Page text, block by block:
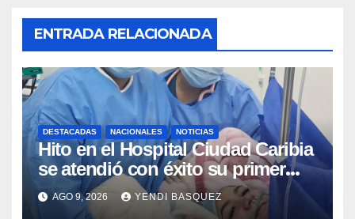
ENTRADA RELACIONADA
DESTACADAS NACIONALES NOTICIAS
Hito en el Hospital Ciudad Caribia
se atendió con éxito su primer
parto gemelar
AGO 9, 2026 YENDI BASQUEZ